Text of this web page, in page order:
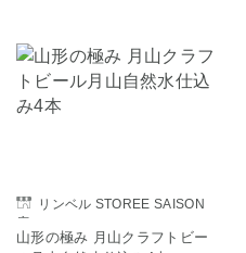
リンベル STOREE SAISON
店
山形の極み 月山クラフトビー